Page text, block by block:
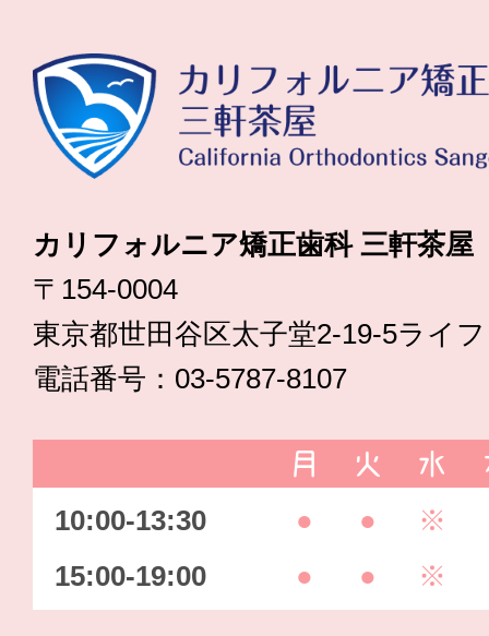
カリフォルニア矯正歯科 三軒茶屋
〒154-0004
東京都世田谷区太子堂2-19-5ライ
電話番号：03-5787-8107
月 火 水
10:00-13:30 ● ● ※
15:00-19:00
● ● ※